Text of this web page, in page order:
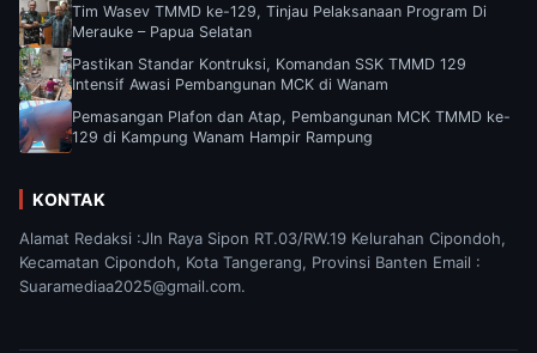
Tim Wasev TMMD ke-129, Tinjau Pelaksanaan Program Di
Merauke – Papua Selatan
Pastikan Standar Kontruksi, Komandan SSK TMMD 129
Intensif Awasi Pembangunan MCK di Wanam
Pemasangan Plafon dan Atap, Pembangunan MCK TMMD ke-
129 di Kampung Wanam Hampir Rampung
KONTAK
Alamat Redaksi :Jln Raya Sipon RT.03/RW.19 Kelurahan Cipondoh,
Kecamatan Cipondoh, Kota Tangerang, Provinsi Banten Email :
Suaramediaa2025@gmail.com.